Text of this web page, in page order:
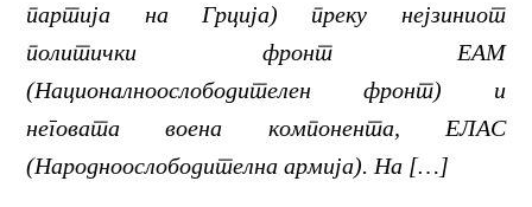
партија на Грција) преку нејзиниот
политички фронт ЕАМ
(Националноослободителен фронт) и
неговата воена компонента, ЕЛАС
(Народноослободителна армија). На […]